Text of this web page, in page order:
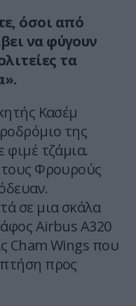
όσοι από
να φύγουν
τα
Κασέμ
της
τζάμια.
Φρουρούς
σε μια σκάλα
Airbus A320
Cham Wings που
προς